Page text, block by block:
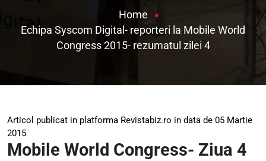
Home
Echipa Syscom Digital- reporteri la Mobile World
Congress 2015- rezumatul zilei 4
Articol publicat in platforma Revistabiz.ro in data de 05 Martie
2015
Mobile World Congress- Ziua 4